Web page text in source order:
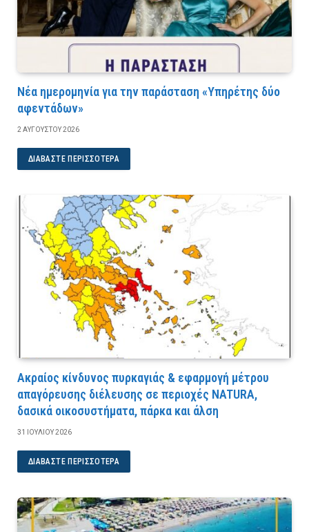
Νέα ημερομηνία για την παράσταση «Υπηρέτης δύο
αφεντάδων»
2 ΑΥΓΟΎΣΤΟΥ 2026
ΔΙΑΒΆΣΤΕ ΠΕΡΙΣΣΌΤΕΡΑ
Ακραίος κίνδυνος πυρκαγιάς & εφαρμογή μέτρου
απαγόρευσης διέλευσης σε περιοχές NATURA,
δασικά οικοσυστήματα, πάρκα και άλση
31 ΙΟΥΛΊΟΥ 2026
ΔΙΑΒΆΣΤΕ ΠΕΡΙΣΣΌΤΕΡΑ